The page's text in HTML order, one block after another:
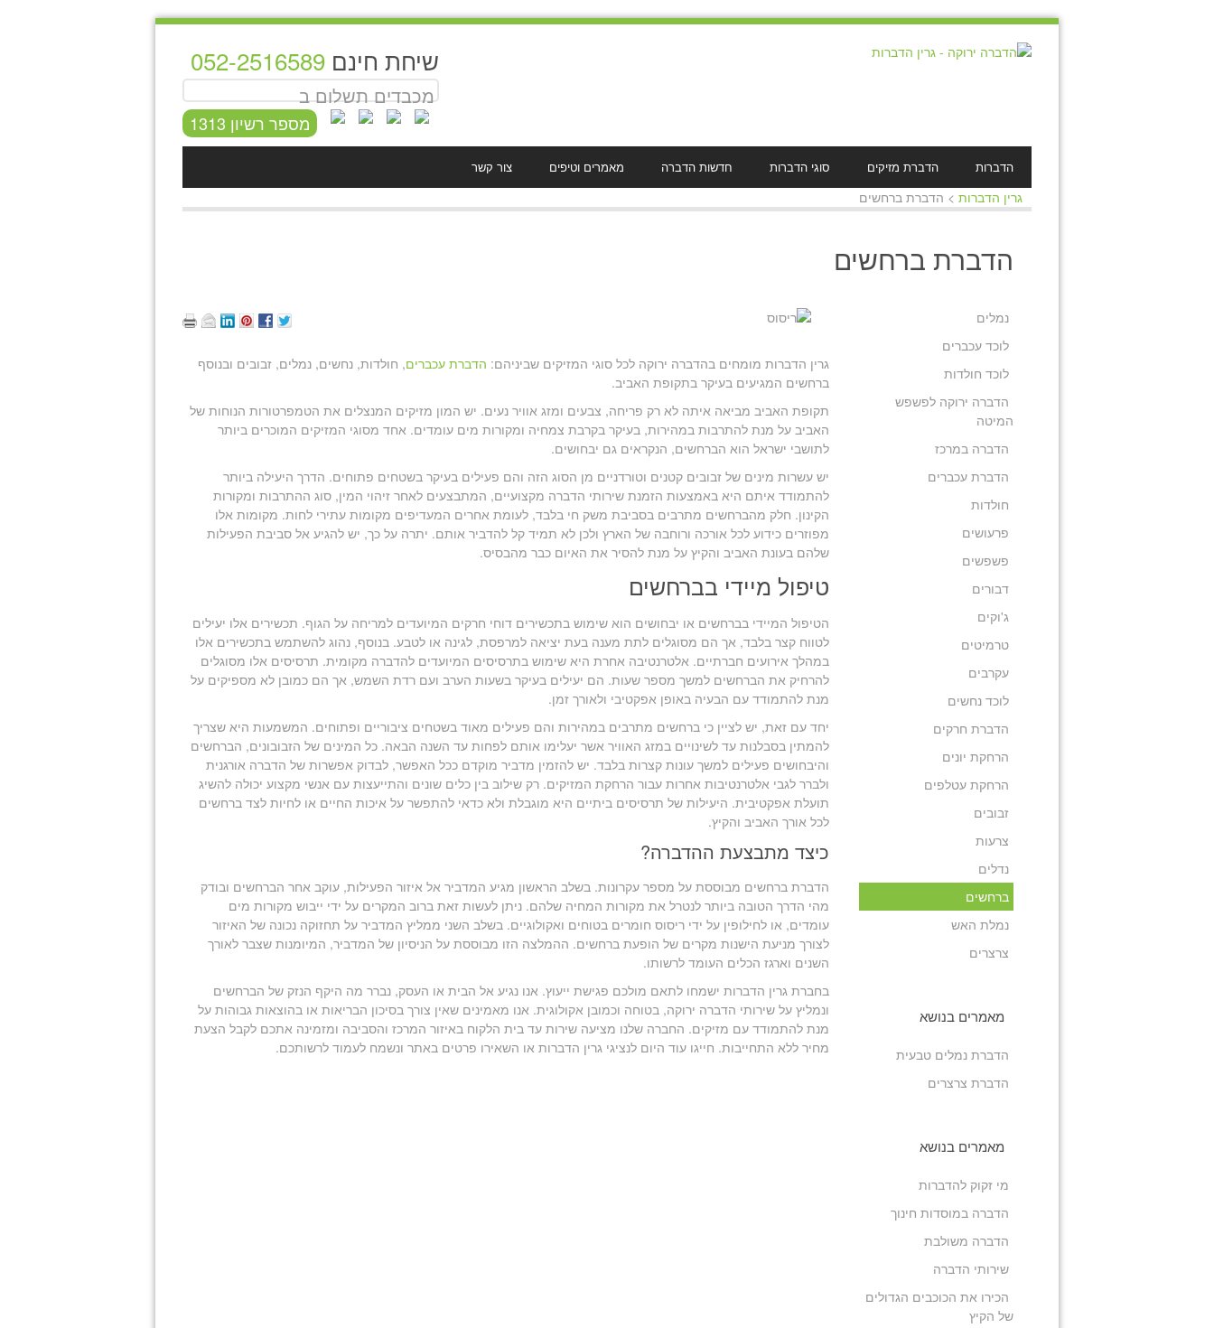
שיחת חינם 052-2516589
מכבדים תשלום ב
מספר רשיון 1313
הדברות הדברת מזיקים סוגי הדברות חדשות הדברה מאמרים וטיפים צור קשר
גרין הדברות > הדברת ברחשים
הדברת ברחשים
גרין הדברות מומחים בהדברה ירוקה לכל סוגי המזיקים שביניהם: הדברת עכברים, חולדות, נחשים, נמלים, זבובים ובנוסף
ברחשים המגיעים בעיקר בתקופת האביב.
תקופת האביב מביאה איתה לא רק פריחה, צבעים ומזג אוויר נעים. יש המון מזיקים המנצלים את הטמפרטורות הנוחות של
האביב על מנת להתרבות במהירות, בעיקר בקרבת צמחיה ומקורות מים עומדים. אחד מסוגי המזיקים המוכרים ביותר
לתושבי ישראל הוא הברחשים, הנקראים גם יבחושים.
יש עשרות מינים של זבובים קטנים וטורדניים מן הסוג הזה והם פעילים בעיקר בשטחים פתוחים. הדרך היעילה ביותר
להתמודד איתם היא באמצעות הזמנת שירותי הדברה מקצועיים, המתבצעים לאחר זיהוי המין, סוג ההתרבות ומקורות
הקינון. חלק מהברחשים מתרבים בסביבת משק חי בלבד, לעומת אחרים המעדיפים מקומות עתירי לחות. מקומות אלו
מפוזרים כידוע לכל אורכה ורוחבה של הארץ ולכן לא תמיד קל להדביר אותם. יתרה על כך, יש להגיע אל סביבת הפעילות
שלהם בעונת האביב והקיץ על מנת להסיר את האיום כבר מהבסיס.
טיפול מיידי בברחשים
הטיפול המיידי בברחשים או יבחושים הוא שימוש בתכשירים דוחי חרקים המיועדים למריחה על הגוף. תכשירים אלו יעילים
לטווח קצר בלבד, אך הם מסוגלים לתת מענה בעת יציאה למרפסת, לגינה או לטבע. בנוסף, נהוג להשתמש בתכשירים אלו
במהלך אירועים חברתיים. אלטרנטיבה אחרת היא שימוש בתרסיסים המיועדים להדברה מקומית. תרסיסים אלו מסוגלים
להרחיק את הברחשים למשך מספר שעות. הם יעילים בעיקר בשעות הערב ועם רדת השמש, אך הם כמובן לא מספיקים על
מנת להתמודד עם הבעיה באופן אפקטיבי ולאורך זמן.
יחד עם זאת, יש לציין כי ברחשים מתרבים במהירות והם פעילים מאוד בשטחים ציבוריים ופתוחים. המשמעות היא שצריך
להמתין בסבלנות עד לשינויים במזג האוויר אשר יעלימו אותם לפחות עד השנה הבאה. כל המינים של הזבובונים, הברחשים
והיבחושים פעילים למשך עונות קצרות בלבד. יש להזמין מדביר מוקדם ככל האפשר, לבדוק אפשרות של הדברה אורגנית
ולברר לגבי אלטרנטיבות אחרות עבור הרחקת המזיקים. רק שילוב בין כלים שונים והתייעצות עם אנשי מקצוע יכולה להשיג
תועלת אפקטיבית. היעילות של תרסיסים ביתיים היא מוגבלת ולא כדאי להתפשר על איכות החיים או לחיות לצד ברחשים
לכל אורך האביב והקיץ.
כיצד מתבצעת ההדברה?
הדברת ברחשים מבוססת על מספר עקרונות. בשלב הראשון מגיע המדביר אל איזור הפעילות, עוקב אחר הברחשים ובודק
מהי הדרך הטובה ביותר לנטרל את מקורות המחיה שלהם. ניתן לעשות זאת ברוב המקרים על ידי ייבוש מקורות מים
עומדים, או לחילופין על ידי ריסוס חומרים בטוחים ואקולוגיים. בשלב השני ממליץ המדביר על תחזוקה נכונה של האיזור
לצורך מניעת הישנות מקרים של הופעת ברחשים. ההמלצה הזו מבוססת על הניסיון של המדביר, המיומנות שצבר לאורך
השנים וארגז הכלים העומד לרשותו.
בחברת גרין הדברות ישמחו לתאם מולכם פגישת ייעוץ. אנו נגיע אל הבית או העסק, נברר מה היקף הנזק של הברחשים
ונמליץ על שירותי הדברה ירוקה, בטוחה וכמובן אקולוגית. אנו מאמינים שאין צורך בסיכון הבריאות או בהוצאות גבוהות על
מנת להתמודד עם מזיקים. החברה שלנו מציעה שירות עד בית הלקוח באיזור המרכז והסביבה ומזמינה אתכם לקבל הצעת
מחיר ללא התחייבות. חייגו עוד היום לנציגי גרין הדברות או השאירו פרטים באתר ונשמח לעמוד לרשותכם.
נמלים
לוכד עכברים
לוכד חולדות
הדברה ירוקה לפשפש
המיטה
הדברה במרכז
הדברת עכברים
חולדות
פרעושים
פשפשים
דבורים
ג'וקים
טרמיטים
עקרבים
לוכד נחשים
הדברת חרקים
הרחקת יונים
הרחקת עטלפים
זבובים
צרעות
נדלים
ברחשים
נמלת האש
צרצרים
מאמרים בנושא
הדברת נמלים טבעית
הדברת צרצרים
מאמרים בנושא
מי זקוק להדברות
הדברה במוסדות חינוך
הדברה משולבת
שירותי הדברה
הכירו את הכוכבים הגדולים
של הקיץ